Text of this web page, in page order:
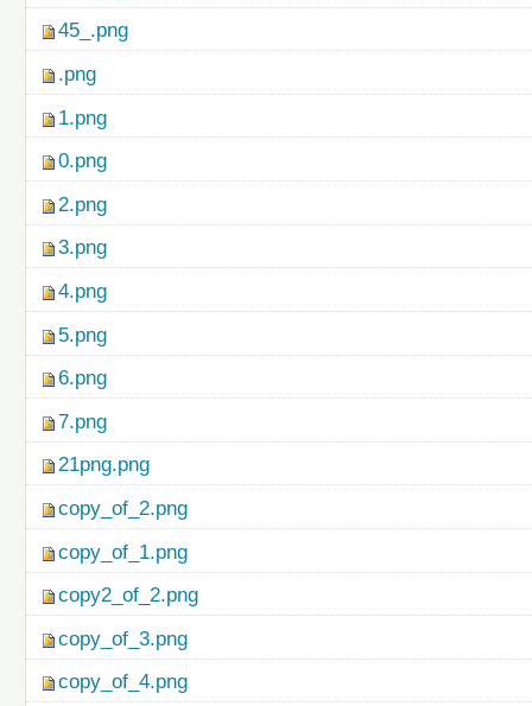
45_.png
.png
1.png
0.png
2.png
3.png
4.png
5.png
6.png
7.png
21png.png
copy_of_2.png
copy_of_1.png
copy2_of_2.png
copy_of_3.png
copy_of_4.png